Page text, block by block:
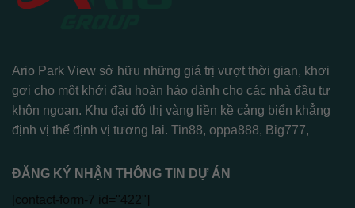
Ario Park View sở hữu những giá trị vượt thời gian, khơi
gợi cho một khởi đầu hoàn hảo dành cho các nhà đầu tư
khôn ngoan. Khu đại đô thị vàng liền kề cảng biển khẳng
định vị thế định vị tương lai. Tin88, oppa888, Big777,
ĐĂNG KÝ NHẬN THÔNG TIN DỰ ÁN
[contact-form-7 id="422"]